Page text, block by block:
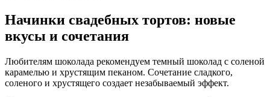
Начинки свадебных тортов: новые
вкусы и сочетания
Любителям шоколада рекомендуем темный шоколад с соленой
карамелью и хрустящим пеканом. Сочетание сладкого,
соленого и хрустящего создает незабываемый эффект.